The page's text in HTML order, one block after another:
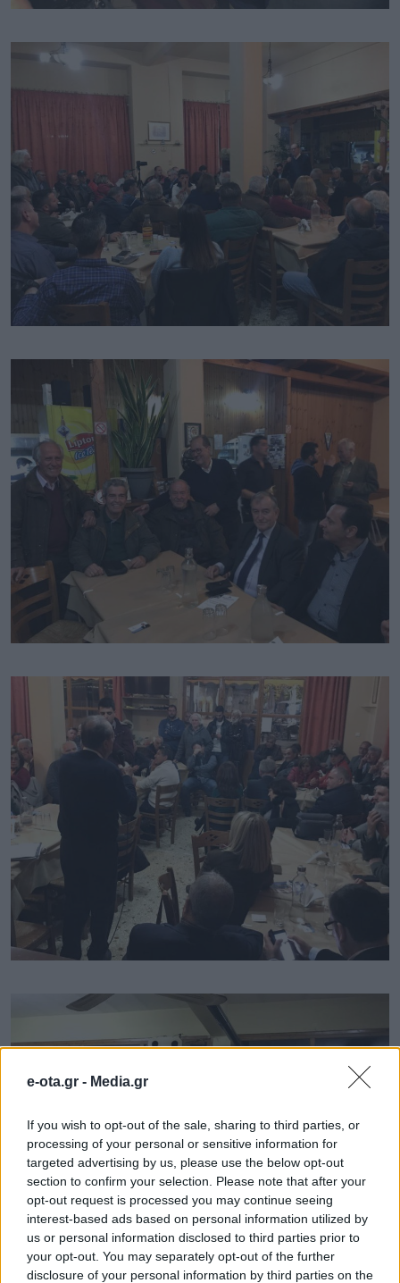
e-ota.gr - Media.gr
If you wish to opt-out of the sale, sharing to third parties, or
processing of your personal or sensitive information for
targeted advertising by us, please use the below opt-out
section to confirm your selection. Please note that after your
opt-out request is processed you may continue seeing
interest-based ads based on personal information utilized by
us or personal information disclosed to third parties prior to
your opt-out. You may separately opt-out of the further
disclosure of your personal information by third parties on the